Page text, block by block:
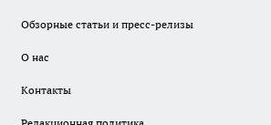
Обзорные статьи и пресс-релизы
О нас
Контакты